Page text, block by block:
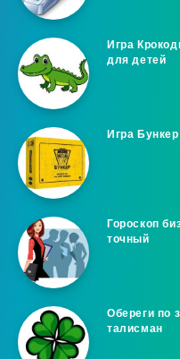
Игра
для детей
Игра
Гороскоп
точный
Обереги по
талисман